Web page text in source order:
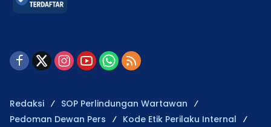
Redaksi
SOP Perlindungan Wartawan
Pedoman Dewan Pers
Kode Etik Perilaku Internal